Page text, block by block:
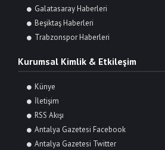
Galatasaray Haberleri
Beşiktaş Haberleri
Trabzonspor Haberleri
Kurumsal Kimlik & Etkileşim
Künye
İletişim
RSS Akışı
Antalya Gazetesi Facebook
Antalya Gazetesi Twitter